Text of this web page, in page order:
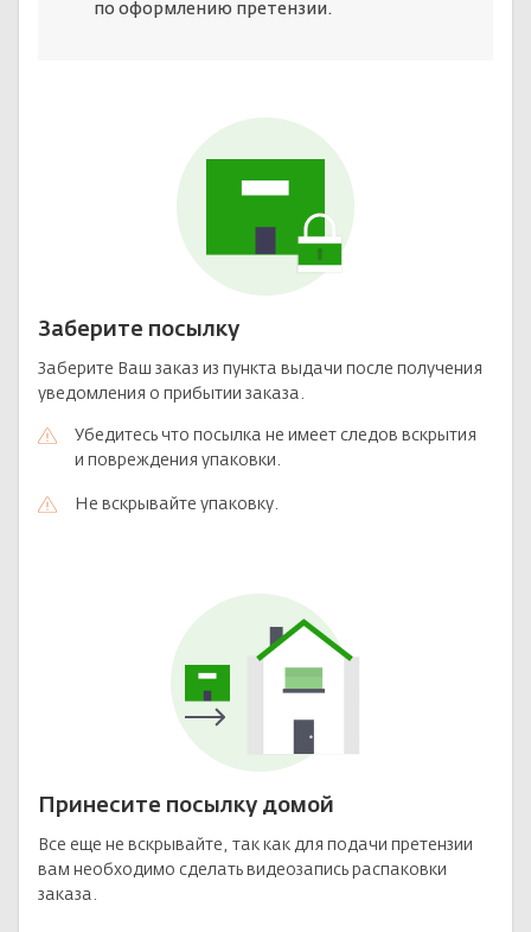
Лотерейные билеты
Персоналии
по оформлению претензии.
Заберите посылку
Заберите Ваш заказ из пункта выдачи после получения
уведомления о прибытии заказа.
Убедитесь что посылка не имеет следов вскрытия
и повреждения упаковки.
Не вскрывайте упаковку.
Принесите посылку домой
Все еще не вскрывайте, так как для подачи претензии
вам необходимо сделать видеозапись распаковки
заказа.